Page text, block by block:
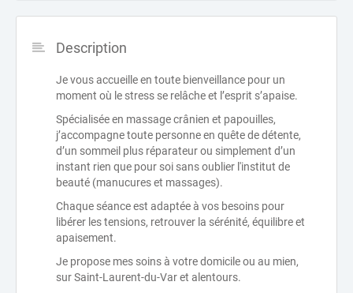
Description
Je vous accueille en toute bienveillance pour un
moment où le stress se relâche et l’esprit s’apaise.
Spécialisée en massage crânien et papouilles,
j’accompagne toute personne en quête de détente,
d’un sommeil plus réparateur ou simplement d’un
instant rien que pour soi sans oublier l'institut de
beauté (manucures et massages).
Chaque séance est adaptée à vos besoins pour
libérer les tensions, retrouver la sérénité, équilibre et
apaisement.
Je propose mes soins à votre domicile ou au mien,
sur Saint-Laurent-du-Var et alentours.